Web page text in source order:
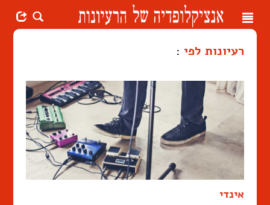
Toggle
רעיונות לפי :
אינדי